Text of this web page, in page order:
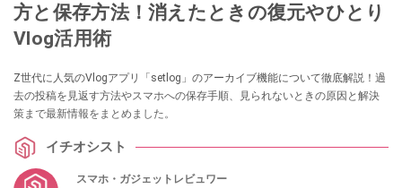
方と保存方法！消えたときの復元やひとり
Vlog活用術
Z世代に人気のVlogアプリ「setlog」のアーカイブ機能について徹底解説！過
去の投稿を見返す方法やスマホへの保存手順、見られないときの原因と解決
策まで最新情報をまとめました。
イチオシスト
スマホ・ガジェットレビュワー